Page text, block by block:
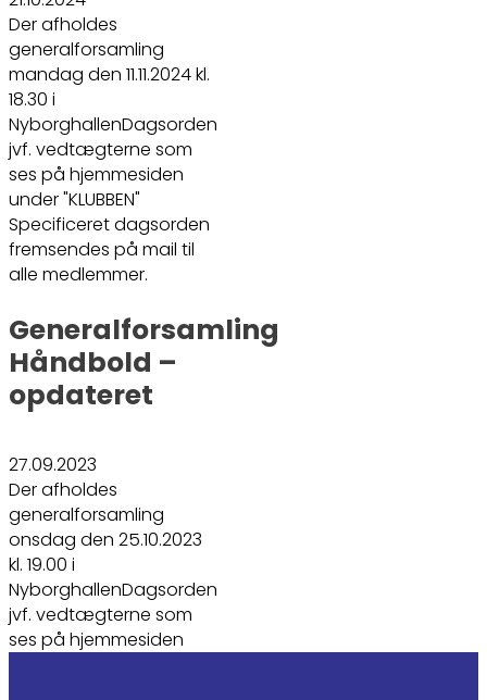
Der afholdes
generalforsamling
mandag den 11.11.2024 kl.
18.30 i
NyborghallenDagsorden
jvf. vedtægterne som
ses på hjemmesiden
under "KLUBBEN"
Specificeret dagsorden
fremsendes på mail til
alle medlemmer.
Generalforsamling
Håndbold –
opdateret
27.09.2023
Der afholdes
generalforsamling
onsdag den 25.10.2023
kl. 19.00 i
NyborghallenDagsorden
jvf. vedtægterne som
ses på hjemmesiden